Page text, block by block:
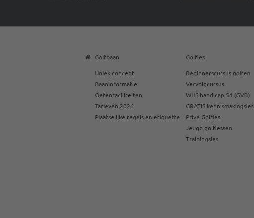
Golfbaan
Uniek concept
Baaninformatie
Oefenfaciliteiten
Tarieven 2026
Plaatselijke regels en etiquette
Golfles
Beginnerscursus golfen
Vervolgcursus
WHS handicap 54 (GVB)
GRATIS kennismakingsles
Privé Golfles
Jeugd golflessen
Trainingsles